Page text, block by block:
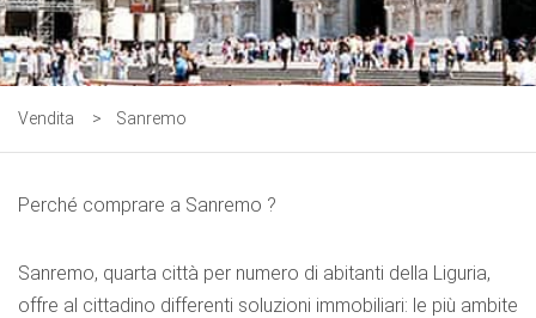
Vendita > Sanremo
Perché comprare a Sanremo ?
Sanremo, quarta città per numero di abitanti della Liguria,
offre al cittadino differenti soluzioni immobiliari: le più ambite